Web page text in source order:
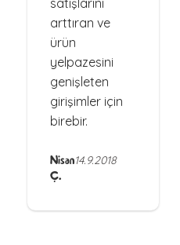
satışlarını
arttıran ve
ürün
yelpazesini
genişleten
girişimler için
birebir.
Nisan
Ç.
14.9.2018